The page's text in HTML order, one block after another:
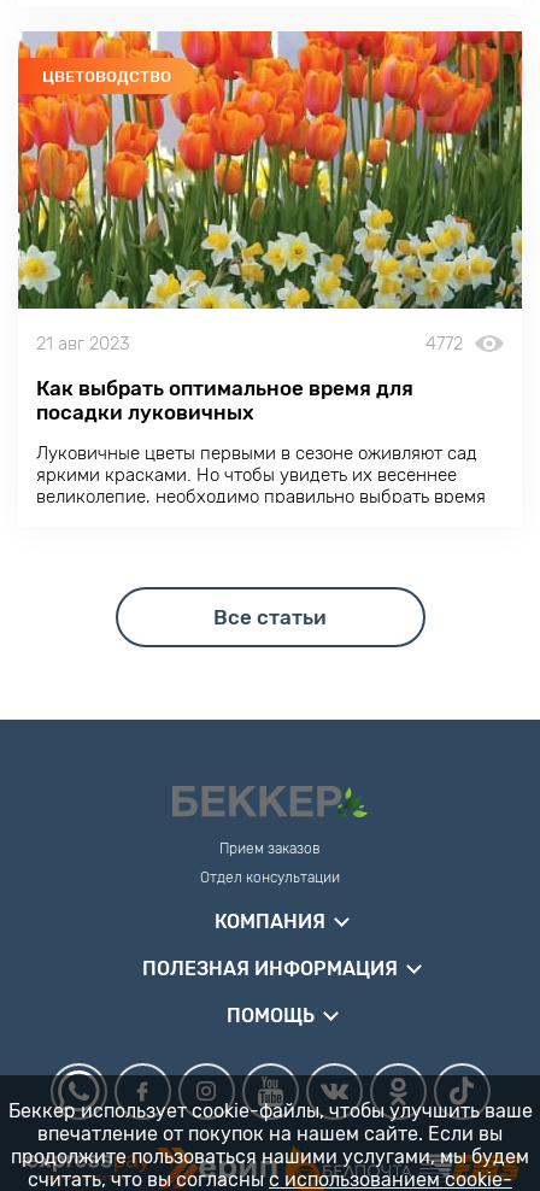
сохранить сортовые характеристики.
ЦВЕТОВОДСТВО
21 авг 2023 4772
Как выбрать оптимальное время для
посадки луковичных
Луковичные цветы первыми в сезоне оживляют сад
яркими красками. Но чтобы увидеть их весеннее
великолепие, необходимо правильно выбрать время
Все статьи
Прием заказов
Отдел консультации
КОМПАНИЯ
ПОЛЕЗНАЯ ИНФОРМАЦИЯ
ПОМОЩЬ
Беккер использует cookie-файлы, чтобы улучшить ваше
впечатление от покупок на нашем сайте. Если вы
продолжите пользоваться нашими услугами, мы будем
считать, что вы согласны с использованием cookie-